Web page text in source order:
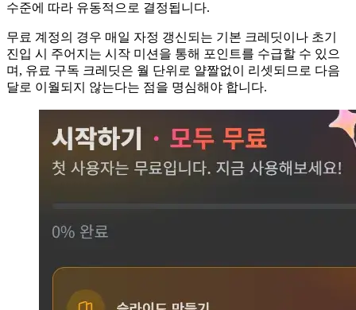
수준에 따라 유동적으로 결정됩니다.
무료 계정의 경우 매일 자정 갱신되는 기본 크레딧이나 초기
진입 시 주어지는 시작 미션을 통해 포인트를 수급할 수 있으
며, 유료 구독 크레딧은 월 단위로 얄짤없이 리셋되므로 다음
달로 이월되지 않는다는 점을 명심해야 합니다.